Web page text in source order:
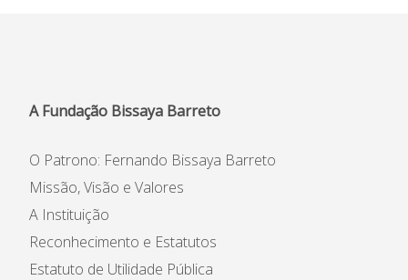
A Fundação Bissaya Barreto
O Patrono: Fernando Bissaya Barreto
Missão, Visão e Valores
A Instituição
Reconhecimento e Estatutos
Estatuto de Utilidade Pública